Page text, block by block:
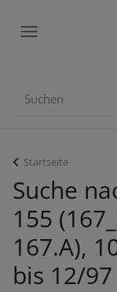
Startseite
Suche
155
167.A),
bis 12/97